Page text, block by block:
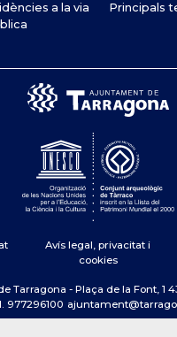
a la via
Principals
Avís legal, privacitat i
cookies
Tarragona - Plaça de la Font, 1
977296100